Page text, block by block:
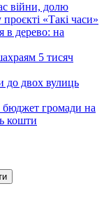
війни, долю
«Такі часи»
в дерево: на
5 тисяч
до двох вулиць
бюджет громади на
кошти